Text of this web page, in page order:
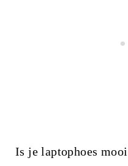
Is je laptophoes